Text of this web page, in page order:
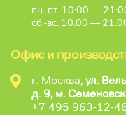
пн.-пт. 10:00 —
сб.-вс. 10:00 —
Офис и
г. Москва, ул.
д. 9, м.
+7 495 963-12-